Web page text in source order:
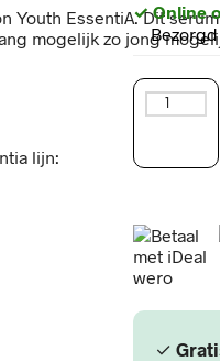
✓ Online
Environ
Vita-
C-
4
(35ml)
aantal
✓
Youth EssentiA. Dit
mogelijk zo jong
lijn: